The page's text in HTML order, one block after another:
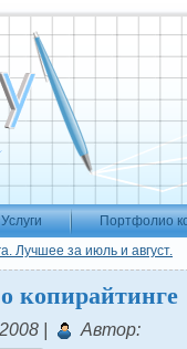
Услуги Портфолио
Лучшее за июль и август.
копирайтинге
| Автор: